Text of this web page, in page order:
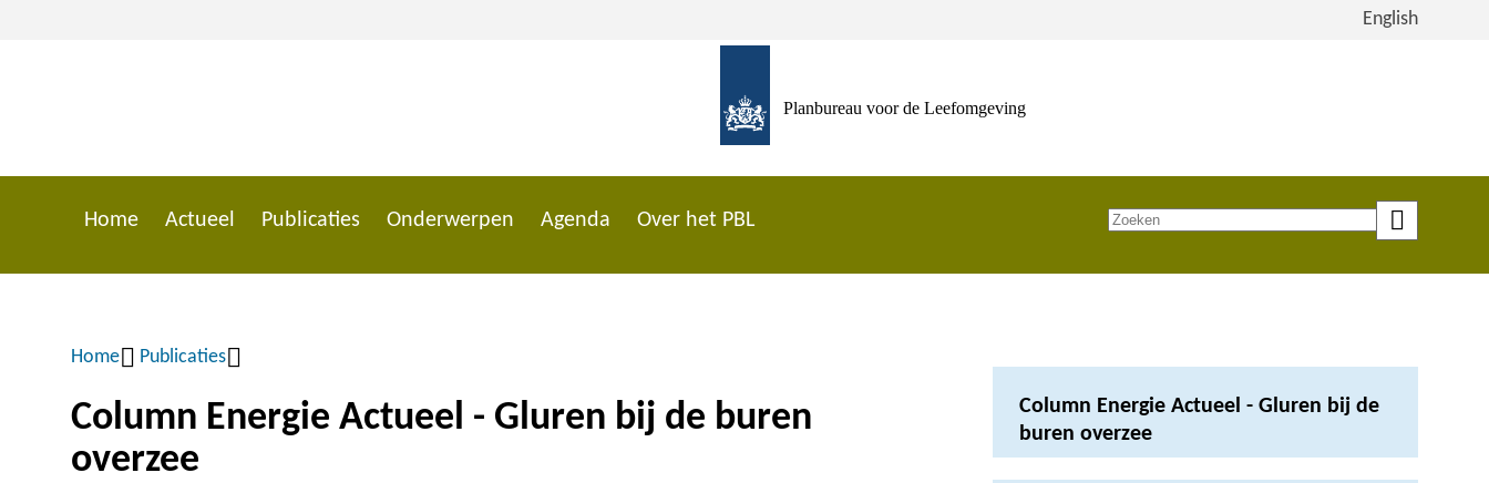
inhoud
Bekijk
English
Planbureau voor de Leefomgeving
Home Actueel Publicaties Onderwerpen Agenda Over het PBL
Zoeken
Kruimelpad
Home Publicaties
Column Energie Actueel - Gluren bij de buren
overzee
Column Energie Actueel - Gluren bij de
buren overzee